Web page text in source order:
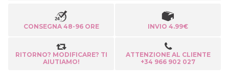
CONSEGNA 48-96 ORE INVIO 4.99€
RITORNO? MODIFICARE? TI
AIUTIAMO!
ATTENZIONE AL CLIENTE
+34 966 902 027